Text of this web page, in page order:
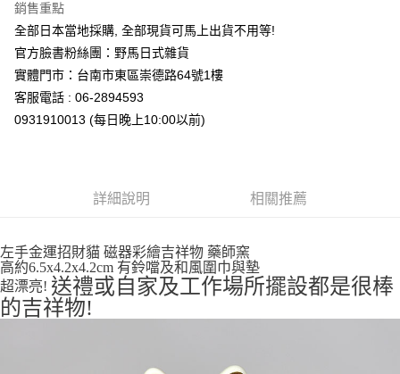
匯豐（台灣）商業銀行
聯邦商業銀行
遠東國際商業銀行
元大商業銀行
台新國際商業銀行
中國信託商業銀行
台灣樂天信用卡公司
街口支付
悠遊付
Google Pay
ATM付款
付款後全家取貨
每筆NT$65，滿NT$999(含以上)免運費
7-11取貨付款
銷售重點
全部日本當地採購, 全部現貨可馬上出貨不用等!
官方臉書粉絲團：野馬日式雜貨
實體門市：台南市東區崇德路64號1樓
客服電話 : 06-2894593
0931910013 (每日晚上10:00以前)
詳細說明 相關推薦
左手金運招財貓 磁器彩繪吉祥物 藥師窯
高約6.5x4.2x4.2cm 有鈴噹及和風圍巾與墊
超漂亮! 送禮或自家及工作場所擺設都是很棒
的吉祥物!